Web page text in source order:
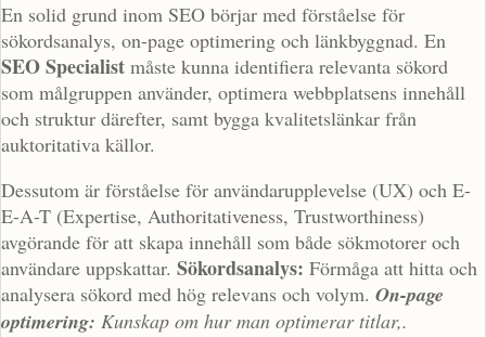
En solid grund inom SEO börjar med förståelse för
sökordsanalys, on-page optimering och länkbyggnad. En
SEO Specialist måste kunna identifiera relevanta sökord
som målgruppen använder, optimera webbplatsens innehåll
och struktur därefter, samt bygga kvalitetslänkar från
auktoritativa källor.
Dessutom är förståelse för användarupplevelse (UX) och E-
E-A-T (Expertise, Authoritativeness, Trustworthiness)
avgörande för att skapa innehåll som både sökmotorer och
användare uppskattar. Sökordsanalys: Förmåga att hitta och
analysera sökord med hög relevans och volym. On-page
optimering: Kunskap om hur man optimerar titlar,.